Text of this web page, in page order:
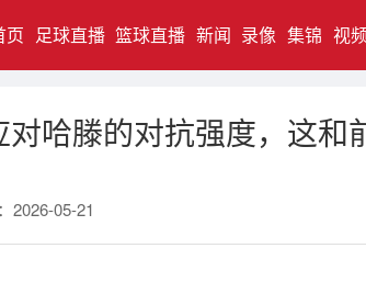
页 (current)
足球直播 篮球直播 新闻 录像 集锦 视
哈滕的对抗强度，这和
2026-05-21